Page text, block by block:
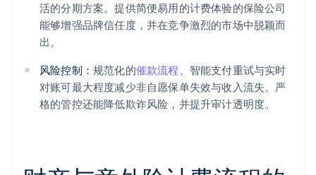
活的分期方案。提供简便易用的计费体验的保险公司
能够增强品牌信任度，并在竞争激烈的市场中脱颖而
出。
风险控制： 规范化的催款流程 、智能支付重试与实时
对账可最大程度减少非自愿保单失效与收入流失。严
格的管控还能降低欺诈风险，并提升审计透明度。